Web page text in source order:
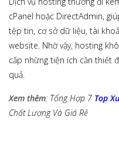
cPanel hoặc DirectAdmin,
tệp tin, cơ sở dữ liệu, tài
website. Nhờ vậy, hosting
cấp những tiện ích cần thiết
quả.
Xem thêm: Tổng Hợp 7 Top
Chất Lượng Và Giá Rẻ